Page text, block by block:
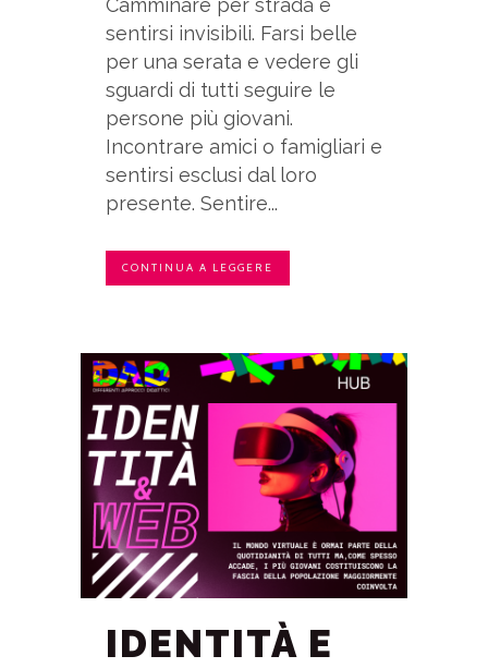
Camminare per strada e
sentirsi invisibili. Farsi belle
per una serata e vedere gli
sguardi di tutti seguire le
persone più giovani.
Incontrare amici o famigliari e
sentirsi esclusi dal loro
presente. Sentire...
CONTINUA A LEGGERE
IDENTITÀ E